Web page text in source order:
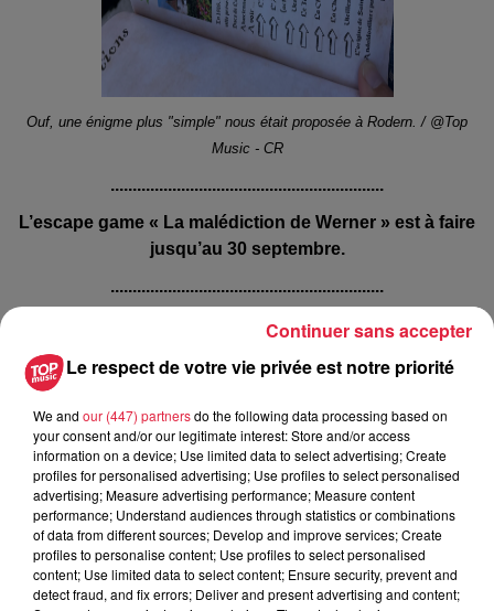
Ouf, une énigme plus "simple" nous était proposée à Rodern. / @Top
Music - CR
..............................................................
L’escape game « La malédiction de Werner » est à faire
jusqu’au 30 septembre.
..............................................................
L'Odyssée revient en VR à Sélestat
Villé : la chasse au trésor digitale des collégiens
Publié : 20 septembre 2023 à 11h40 - Modifié : 30 octobre
2025 à 16h48 Celine Rinckel
Le respect de votre vie privée est notre priorité
We and our (447) partnersdo the following data processing based on
your consent and/or our legitimate interest: Store and/or access
information on a device; Use limited data to select advertising; Create
profiles for personalised advertising; Use profiles to select personalised
advertising; Measure advertising performance; Measure content
performance; Understand audiences through statistics or combinations
of data from different sources; Develop and improve services; Create
profiles to personalise content; Use profiles to select personalised
content; Use limited data to select content; Ensure security, prevent and
detect fraud, and fix errors; Deliver and present advertising and content;
Continuer sans accepter